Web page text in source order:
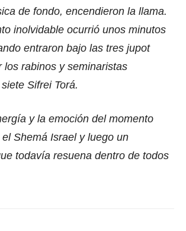
de fondo, encendieron la llama.
inolvidable ocurrió unos minutos
entraron bajo las tres jupot
los rabinos y seminaristas
Sifrei Torá.
y la emoción del momento
Shemá Israel y luego un
todavía resuena dentro de todos